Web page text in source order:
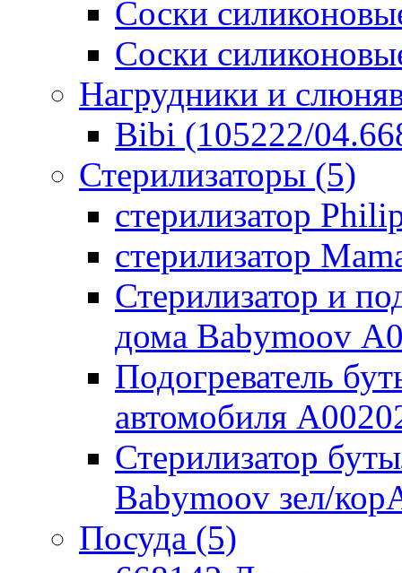
Соски
Соски
Нагрудники и
Bibi (105222/
Стерилизаторы (5)
стерилизатор
стерилизатор
Стерилизатор и
дома Babymoov
Подогреватель
автомобиля
Стерилизатор
Babymoov зел/
Посуда (5)